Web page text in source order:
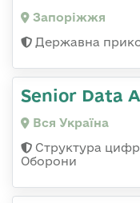
Запоріжжя
Державна
Senior Data
Вся Україна
Структура
Оборони